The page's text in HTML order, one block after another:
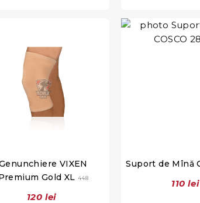
VIXEN
Gold XL 448
120 lei
Suport de Mînă
110 lei